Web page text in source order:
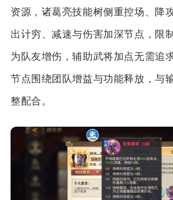
资源，诸葛亮技能树侧重控场、降
出计穷、减速与伤害加深节点，限
为队友增伤，辅助武将加点无需追
节点围绕团队增益与功能释放，与
整配合。